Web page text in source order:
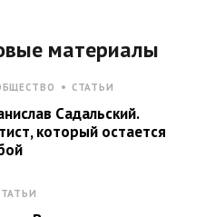
материалы
СТАТЬИ
Садальский.
который остается